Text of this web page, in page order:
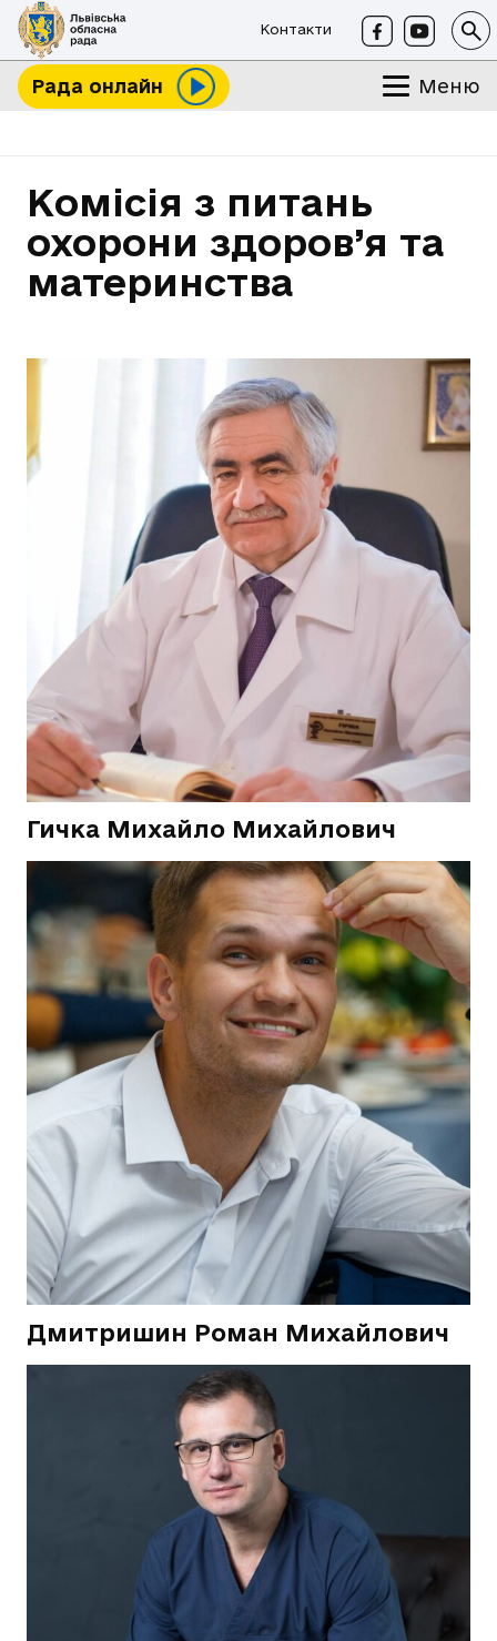
Контакти
Рада онлайн Меню
Комісія з питань
охорони здоров’я та
материнства
Гичка Михайло Михайлович
Дмитришин Роман Михайлович